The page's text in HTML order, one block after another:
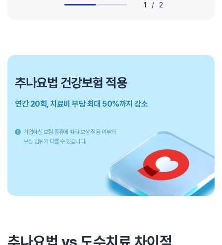
1 / 2
추나요법 건강보험 적용
연간 20회, 치료비 부담 최대 50%까지 감소
가입하신 보험 종류에 따라 보상 적용 여부와
보장 범위가 다를 수 있습니다.
추나요법 vs 도수치료 차이점